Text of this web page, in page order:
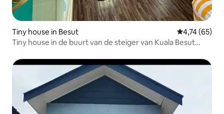
Tiny house in Besut Gemiddelde
4,74 (65)
Tiny house in de buurt van de steiger van Kuala Besut